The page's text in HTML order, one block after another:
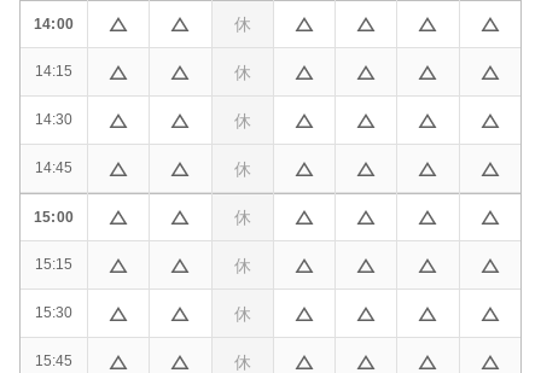
14:00
14:15
14:30
14:45
15:00
15:15
15:30
15:45
休
休
休
休
休
休
休
休